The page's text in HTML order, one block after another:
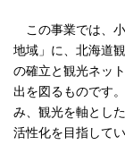
この事業では、
地域」に、北海道
の確立と観光ネッ
出を図るものです
み、観光を軸とし
活性化を目指してい